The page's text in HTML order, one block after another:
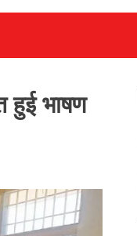
हुई भाषण